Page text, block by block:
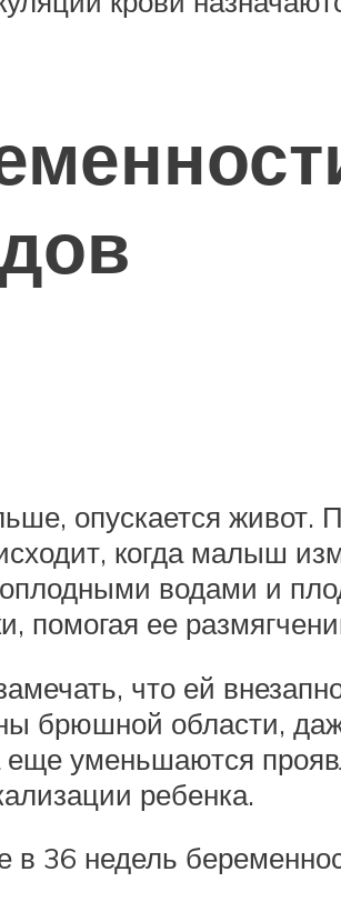
опускается живот.
когда малыш
водами и
помогая ее
что ей
брюшной области,
уменьшаются
ребенка.
в 36 недель